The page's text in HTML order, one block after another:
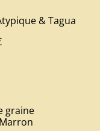
& Tagua
graine